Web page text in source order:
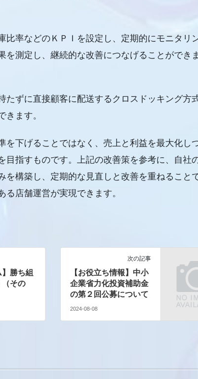
比率などのＫＰＩを設定し、定期的にモニタリ
測定し、継続的な改善につなげることができま
たずに直接顧客に配送するクロスドッキング方
きます。
を下げることではなく、売上と利益を最大化し
目指すものです。上記の改善策を参考に、自社
を構築し、定期的な見直しと改善を重ねること
店舗運営が実現できます。
】勝ち組
（その
次の記事
【お役立ち情報】中小
企業省力化投資補助金
の第２回公募について
2024-08-08